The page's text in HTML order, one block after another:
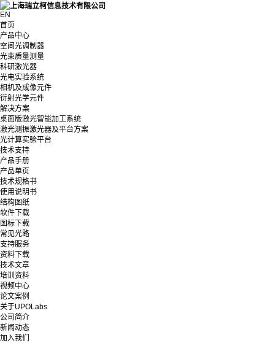
EN
首页
产品中心
空间光调制器
光束质量测量
科研激光器
光电实验系统
相机及成像元件
衍射光学元件
解决方案
桌面版激光智能加工系统
激光测振激光器及平台方案
光计算实验平台
技术支持
产品手册
产品单页
技术规格书
使用说明书
结构图纸
软件下载
图标下载
常见光路
支持服务
资料下载
技术文章
培训资料
视频中心
论文案例
关于UPOLabs
公司简介
新闻动态
加入我们